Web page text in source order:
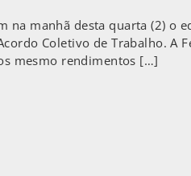
manhã desta quarta (2) o
Coletivo de Trabalho. A
mesmo rendimentos […]